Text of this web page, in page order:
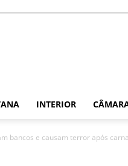
INTERIOR
bancos e causam terror após